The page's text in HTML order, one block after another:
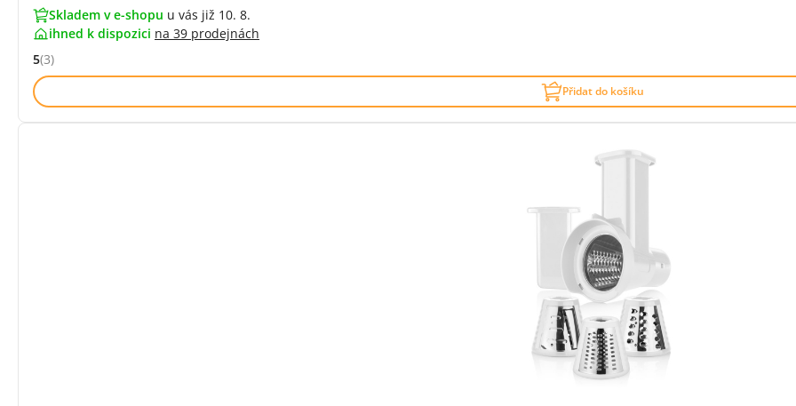
Skladem v e-shopu u vás již 10. 8.
ihned k dispozici na 39 prodejnách
Hodnocení: 5 z 5 (3 recenzí)
5(3)
Přidat do košíku